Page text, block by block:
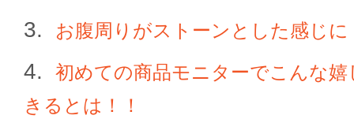
お腹周りがストーンとした感じに
初めての商品モニターでこんな
きるとは！！